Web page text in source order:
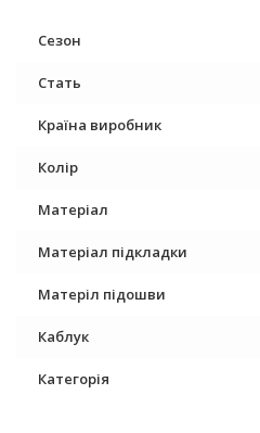
Сезон
Стать
Країна виробник
Колір
Матеріал
Матеріал підкладки
Матеріл підошви
Каблук
Категорія